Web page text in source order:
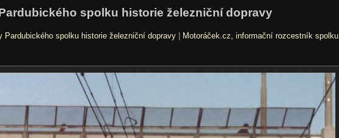
spolku historie železniční dopravy
Pardubického spolku historie železniční dopravy| Motoráček.cz, informační rozcestník spolku|